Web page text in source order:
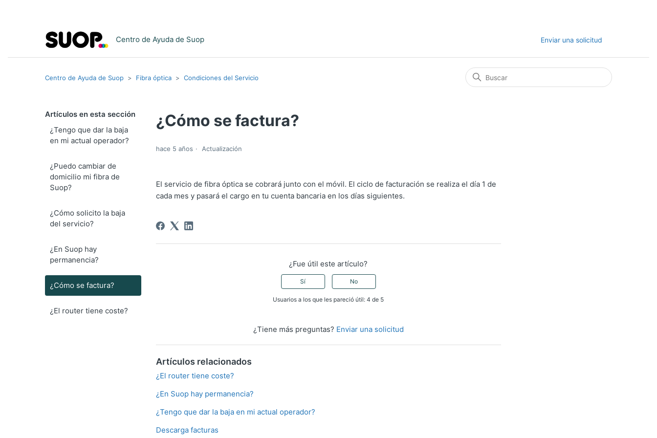
Centro de Ayuda de Suop Enviar una solicitud
Centro de Ayuda de Suop Fibra óptica Condiciones del Servicio
Artículos en esta sección
¿Tengo que dar la baja
en mi actual operador?
¿Puedo cambiar de
domicilio mi fibra de
Suop?
¿Cómo solicito la baja
del servicio?
¿En Suop hay
permanencia?
¿Cómo se factura?
¿El router tiene coste?
¿Cómo se factura?
hace 5 años Actualización
El servicio de fibra óptica se cobrará junto con el móvil. El ciclo de facturación se realiza el día 1 de
cada mes y pasará el cargo en tu cuenta bancaria en los días siguientes.
¿Fue útil este artículo?
Sí No
Usuarios a los que les pareció útil: 4 de 5
¿Tiene más preguntas? Enviar una solicitud
Artículos relacionados
¿El router tiene coste?
¿En Suop hay permanencia?
¿Tengo que dar la baja en mi actual operador?
Descarga facturas